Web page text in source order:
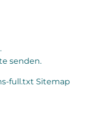
senden.
full.txt Sitemap